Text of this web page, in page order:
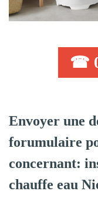
☎
Envoyer une
forumulaire
concernant:
chauffe eau